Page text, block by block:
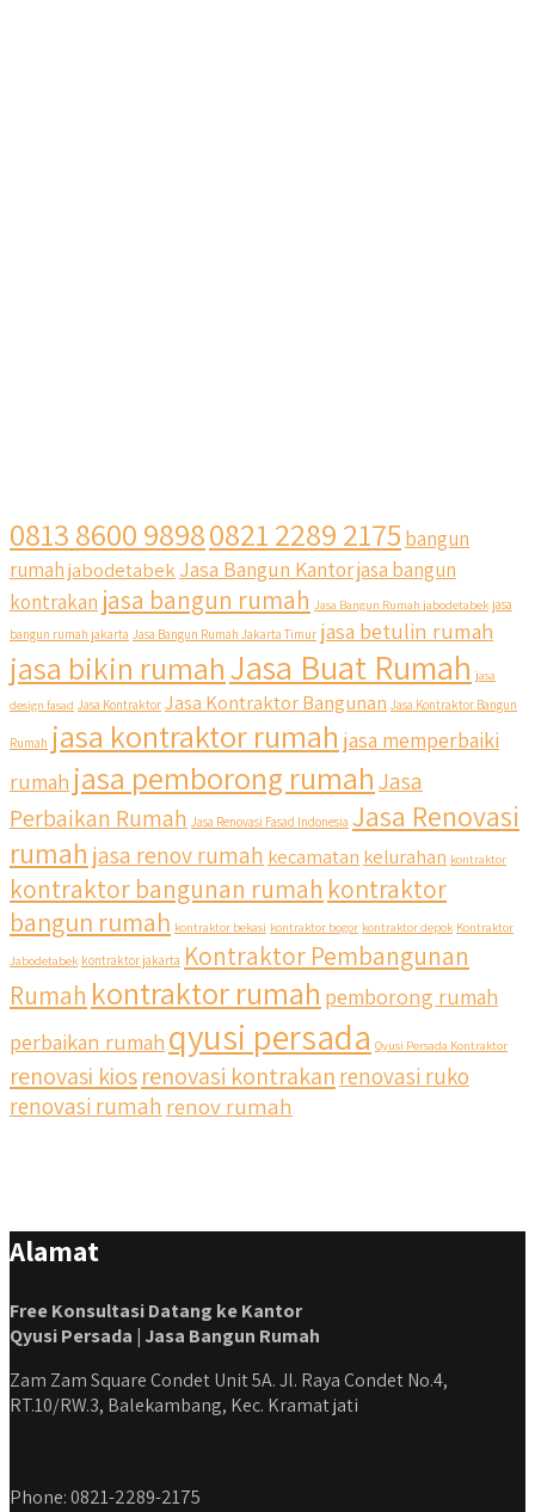
0813 8600 98980821 2289 2175 bangun
rumahjabodetabek Jasa Bangun Kantorjasa bangun
kontrakan jasa bangun rumah Jasa Bangun Rumah jabodetabek jasa
bangun rumah jakarta Jasa Bangun Rumah Jakarta Timur jasa betulin rumah
jasa bikin rumahJasa Buat Rumah jasa
design fasad Jasa Kontraktor Jasa Kontraktor Bangunan Jasa Kontraktor Bangun
Rumah jasa kontraktor rumah jasa memperbaiki
rumah jasa pemborong rumahJasa
Perbaikan Rumah Jasa Renovasi Fasad Indonesia Jasa Renovasi
rumah jasa renov rumah kecamatan kelurahan kontraktor
kontraktor bangunan rumah kontraktor
bangun rumah kontraktor bekasi kontraktor bogor kontraktor depok Kontraktor
Jabodetabek kontraktor jakarta Kontraktor Pembangunan
Rumah kontraktor rumah pemborong rumah
perbaikan rumah qyusi persada Qyusi Persada Kontraktor
renovasi kiosrenovasi kontrakanrenovasi ruko
renovasi rumah renov rumah
Alamat
Free Konsultasi Datang ke Kantor
Qyusi Persada | Jasa Bangun Rumah
Zam Zam Square Condet Unit 5A. Jl. Raya Condet No.4,
RT.10/RW.3, Balekambang, Kec. Kramat jati
Phone: 0821-2289-2175